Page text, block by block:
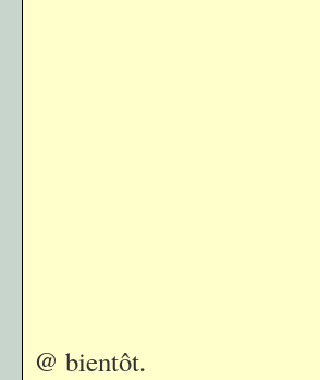
@ bientôt.